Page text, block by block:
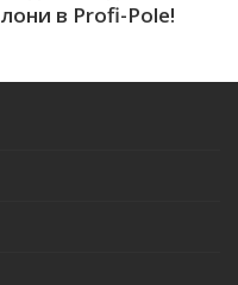
в Profi-Pole!